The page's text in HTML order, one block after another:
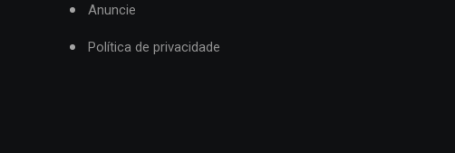
Anuncie
Política de privacidade